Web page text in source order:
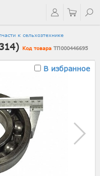
к сельхозтехнике
Код товара ТП000446695
В избранное